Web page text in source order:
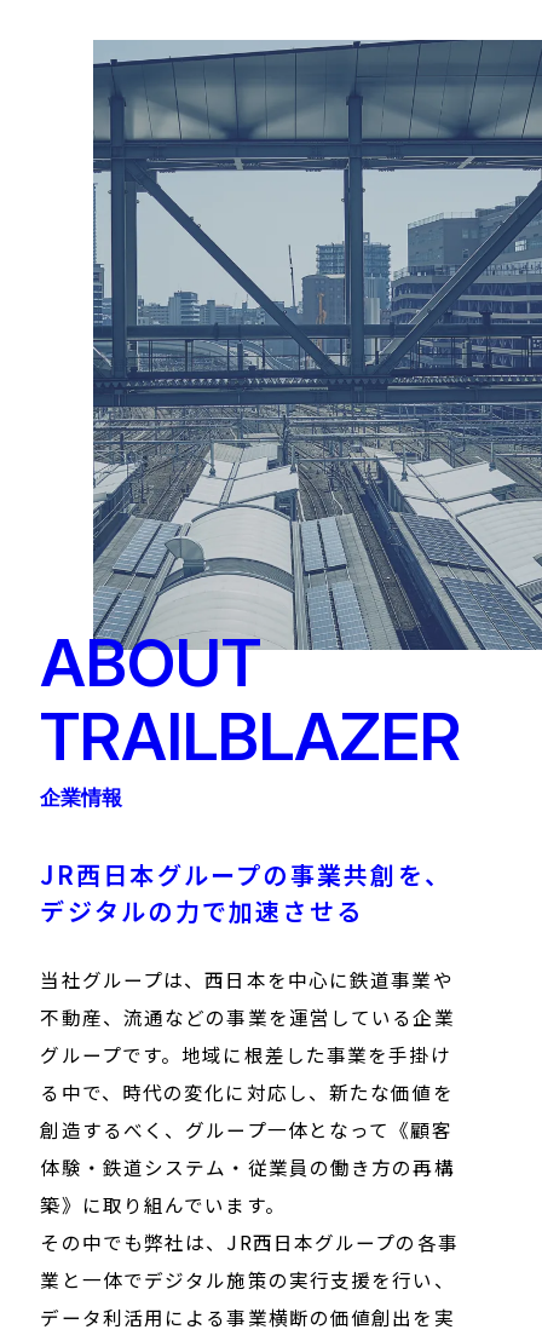
ABOUT
TRAILBLAZER
企業情報
JR西日本グループの事業共創を、
デジタルの力で加速させる
当社グループは、西日本を中心に鉄道事業や
不動産、流通などの事業を運営している企業
グループです。地域に根差した事業を手掛け
る中で、時代の変化に対応し、新たな価値を
創造するべく、グループ一体となって《顧客
体験・鉄道システム・従業員の働き方の再構
築》に取り組んでいます。
その中でも弊社は、JR西日本グループの各事
業と一体でデジタル施策の実行支援を行い、
データ利活用による事業横断の価値創出を実